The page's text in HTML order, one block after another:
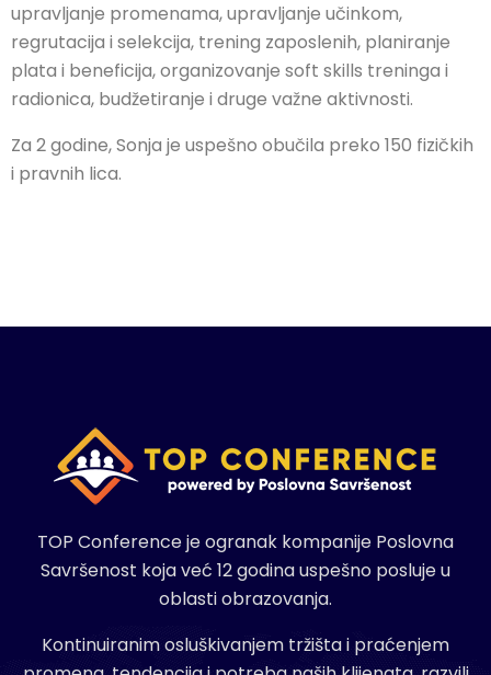
upravljanje promenama, upravljanje učinkom,
regrutacija i selekcija, trening zaposlenih, planiranje
plata i beneficija, organizovanje soft skills treninga i
radionica, budžetiranje i druge važne aktivnosti.
Za 2 godine, Sonja je uspešno obučila preko 150 fizičkih
i pravnih lica.
TOP Conference je ogranak kompanije Poslovna
Savršenost koja već 12 godina uspešno posluje u
oblasti obrazovanja.
Kontinuiranim osluškivanjem tržišta i praćenjem